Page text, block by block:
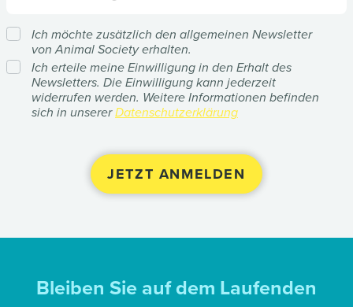
Ich möchte zusätzlich den allgemeinen Newsletter
von Animal Society erhalten.
Ich erteile meine Einwilligung in den Erhalt des
Newsletters. Die Einwilligung kann jederzeit
widerrufen werden. Weitere Informationen befinden
sich in unsererDatenschutzerklärung
Bleiben Sie auf dem Laufenden